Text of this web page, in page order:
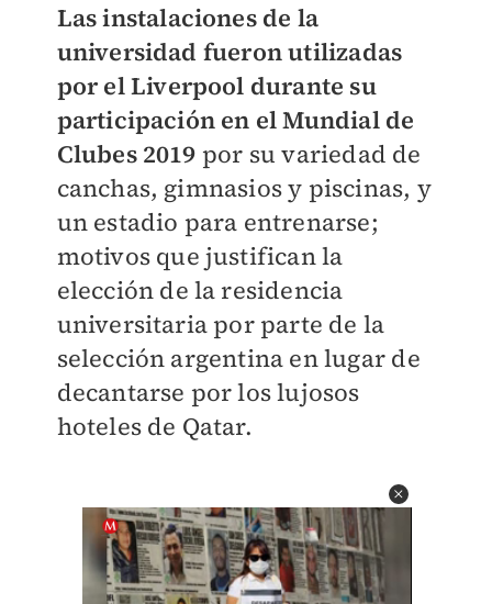
Las instalaciones de la
universidad fueron utilizadas
por el Liverpool durante su
participación en el Mundial de
Clubes 2019 por su variedad de
canchas, gimnasios y piscinas, y
un estadio para entrenarse;
motivos que justifican la
elección de la residencia
universitaria por parte de la
selección argentina en lugar de
decantarse por los lujosos
hoteles de Qatar.